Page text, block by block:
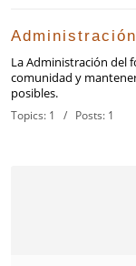
La Administración del
comunidad y
posibles.
Topics: 1 / Posts: 1